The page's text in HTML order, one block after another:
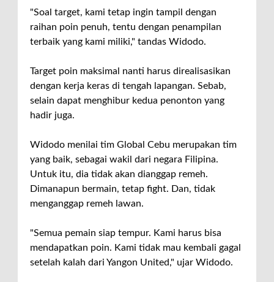
"Soal target, kami tetap ingin tampil dengan
raihan poin penuh, tentu dengan penampilan
terbaik yang kami miliki," tandas Widodo.
Target poin maksimal nanti harus direalisasikan
dengan kerja keras di tengah lapangan. Sebab,
selain dapat menghibur kedua penonton yang
hadir juga.
Widodo menilai tim Global Cebu merupakan tim
yang baik, sebagai wakil dari negara Filipina.
Untuk itu, dia tidak akan dianggap remeh.
Dimanapun bermain, tetap fight. Dan, tidak
menganggap remeh lawan.
"Semua pemain siap tempur. Kami harus bisa
mendapatkan poin. Kami tidak mau kembali gagal
setelah kalah dari Yangon United," ujar Widodo.